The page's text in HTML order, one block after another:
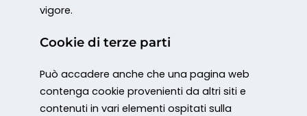
vigore.
Cookie di terze parti
Può accadere anche che una pagina web
contenga cookie provenienti da altri siti e
contenuti in vari elementi ospitati sulla